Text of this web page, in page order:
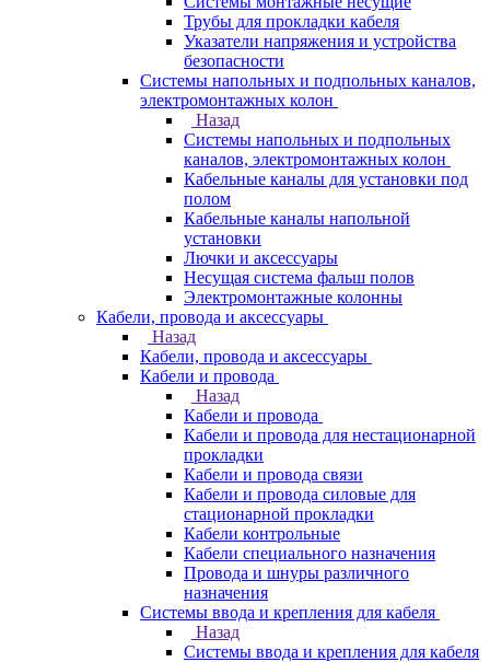
Трубы для прокладки кабеля
Указатели напряжения и устройства
безопасности
Системы напольных и подпольных каналов,
электромонтажных колон
Назад
Системы напольных и подпольных
каналов, электромонтажных колон
Кабельные каналы для установки под
полом
Кабельные каналы напольной
установки
Лючки и аксессуары
Несущая система фальш полов
Электромонтажные колонны
Кабели, провода и аксессуары
Назад
Кабели, провода и аксессуары
Кабели и провода
Назад
Кабели и провода
Кабели и провода для нестационарной
прокладки
Кабели и провода связи
Кабели и провода силовые для
стационарной прокладки
Кабели контрольные
Кабели специального назначения
Провода и шнуры различного
назначения
Системы ввода и крепления для кабеля
Назад
Системы ввода и крепления для кабеля